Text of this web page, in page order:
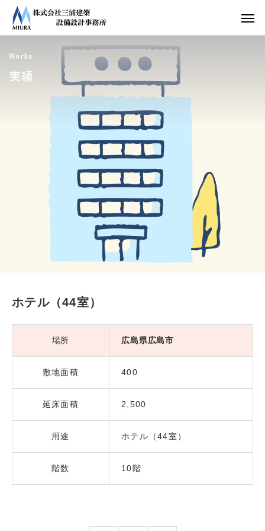
Works
実績
ホテル（44室）
場所 広島県広島市
敷地面積 400
延床面積 2,500
用途 ホテル（44室）
階数 10階